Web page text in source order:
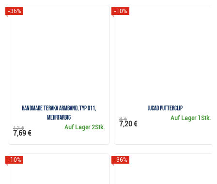
Handmade Teraka Armband, Typ 011,
mehrfarbig
-36%
Auf Lager2Stk.
12 €
7,69 €
JuCad Putterclip
-10%
Auf Lager 1Stk.
8 €
7,20 €
-10% -36%